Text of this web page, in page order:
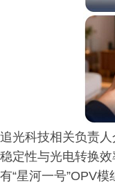
追光科技相关负责
稳定性与光电转换
有“星河一号”OPV